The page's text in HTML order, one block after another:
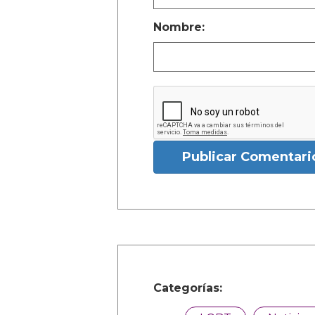
Nombre:
Publicar
Categorías: